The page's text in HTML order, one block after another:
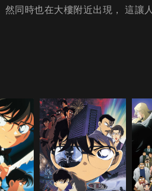
然同時也在大樓附近出現， 這讓